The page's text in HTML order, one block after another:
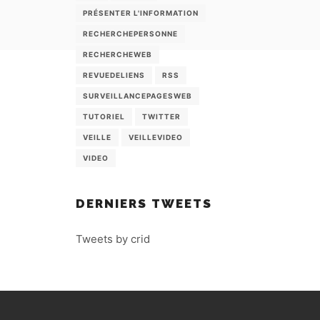
PRÉSENTER L'INFORMATION
RECHERCHEPERSONNE
RECHERCHEWEB
REVUEDELIENS RSS
SURVEILLANCEPAGESWEB
TUTORIEL TWITTER
VEILLE VEILLEVIDEO
VIDEO
DERNIERS TWEETS
Tweets by crid